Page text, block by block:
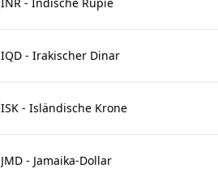
IQD - Irakischer Dinar
ISK - Isländische Krone
JMD - Jamaika-Dollar